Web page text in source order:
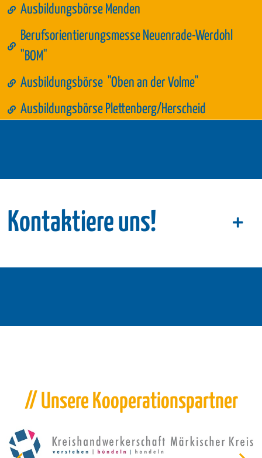
Ausbildungsbörse Menden
Berufsorientierungsmesse Neuenrade-Werdohl
"BOM"
Ausbildungsbörse "Oben an der Volme"
Ausbildungsbörse Plettenberg/Herscheid
Kontaktiere uns!
// Unsere Kooperationspartner